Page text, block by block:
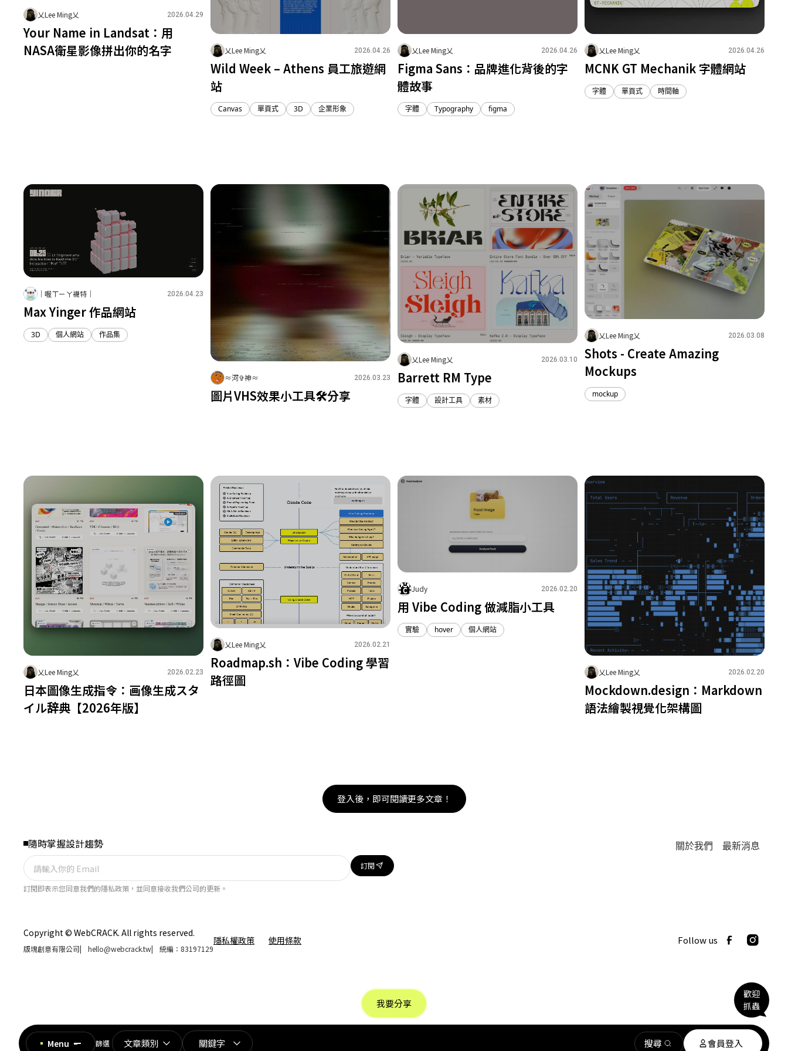
我要分享
歡迎
抓蟲
Menu 篩選 文章類別 關鍵字 搜尋 會員登入
乂Lee Ming乂 2026.04.29
Your Name in Landsat：用
NASA衛星影像拼出你的名字
乂Lee Ming乂 2026.04.26
Wild Week – Athens 員工旅遊網
站
Canvas 單頁式 3D 企業形象
乂Lee Ming乂 2026.04.26
Figma Sans：品牌進化背後的字
體故事
字體 Typography figma
乂Lee Ming乂 2026.04.26
MCNK GT Mechanik 字體網站
字體 單頁式 時間軸
｜喔ㄒㄧㄚ襪特｜ 2026.04.23
Max Yinger 作品網站
3D 個人網站 作品集
≈河✞神≈ 2026.03.23
圖片VHS效果小工具🛠️分享
乂Lee Ming乂 2026.03.10
Barrett RM Type
字體 設計工具 素材
乂Lee Ming乂 2026.03.08
Shots - Create Amazing
Mockups
mockup
乂Lee Ming乂 2026.02.23
日本圖像生成指令：画像生成スタ
イル辞典【2026年版】
乂Lee Ming乂 2026.02.21
Roadmap.sh：Vibe Coding 學習
路徑圖
Judy 2026.02.20
用 Vibe Coding 做減脂小工具
實驗 hover 個人網站
乂Lee Ming乂 2026.02.20
Mockdown.design：Markdown
語法繪製視覺化架構圖
登入後，即可閱讀更多文章！
隨時掌握設計趨勢
訂閱
訂閱即表示您同意我們的隱私政策，並同意接收我們公司的更新。
關於我們 最新消息
Copyright © WebCRACK. All rights reserved.
版塊創意有限公司| hello@webcrack.tw| 統編：83197129
隱私權政策 使用條款 Follow us
確定